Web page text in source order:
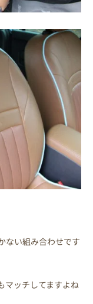
ない組み合わせです
マッチしてますよね